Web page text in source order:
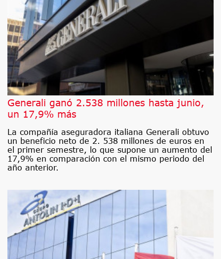
Generali ganó 2.538 millones hasta junio,
un 17,9% más
La compañía aseguradora italiana Generali obtuvo
un beneficio neto de 2. 538 millones de euros en
el primer semestre, lo que supone un aumento del
17,9% en comparación con el mismo periodo del
año anterior.